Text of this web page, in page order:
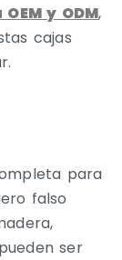
y ODM,
cajas
para
falso
ser